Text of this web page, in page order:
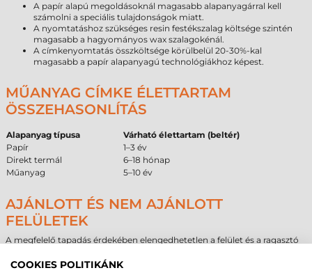
A papír alapú megoldásoknál magasabb alapanyagárral kell
számolni a speciális tulajdonságok miatt.
A nyomtatáshoz szükséges resin festékszalag költsége szintén
magasabb a hagyományos wax szalagokénál.
A címkenyomtatás összköltsége körülbelül 20-30%-kal
magasabb a papír alapanyagú technológiákhoz képest.
MŰANYAG CÍMKE ÉLETTARTAM
ÖSSZEHASONLÍTÁS
Alapanyag típusa
Várható élettartam (beltér)
Papír
1–3 év
Direkt termál
6–18 hónap
Műanyag
5–10 év
AJÁNLOTT ÉS NEM AJÁNLOTT
FELÜLETEK
A megfelelő tapadás érdekében elengedhetetlen a felület és a ragasztó
beszerzési döntés meghozatalában a ragasztó tulajdonságai alapján.
COOKIES POLITIKÁNK